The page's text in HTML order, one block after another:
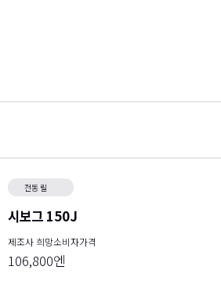
전동 릴
시보그 150J
제조사 희망소비자가격
106,800엔